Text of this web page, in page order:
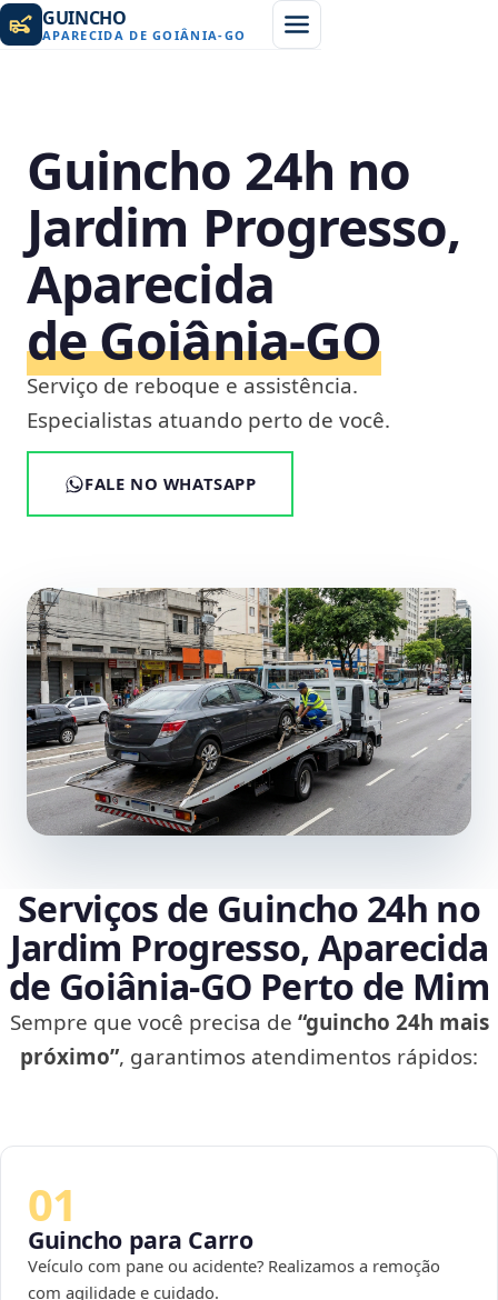
GUINCHO
APARECIDA DE GOIÂNIA-GO
Guincho 24h no
Jardim Progresso,
Aparecida
de Goiânia‑GO
Serviço de reboque e assistência.
Especialistas atuando perto de você.
FALE NO WHATSAPP
Serviços de Guincho 24h no
Jardim Progresso, Aparecida
de Goiânia‑GO Perto de Mim
Sempre que você precisa de “guincho 24h mais
próximo”, garantimos atendimentos rápidos:
01
Guincho para Carro
Veículo com pane ou acidente? Realizamos a remoção
com agilidade e cuidado.